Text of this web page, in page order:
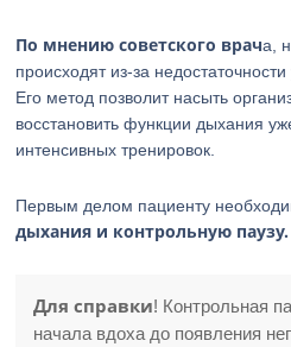
По мнению советского врача,
происходят из-за недостаточности
Его метод позволит насыть
восстановить функции дыхания
интенсивных тренировок.
Первым делом пациенту
дыхания и контрольную паузу.
Для справки! Контрольная
начала вдоха до появления